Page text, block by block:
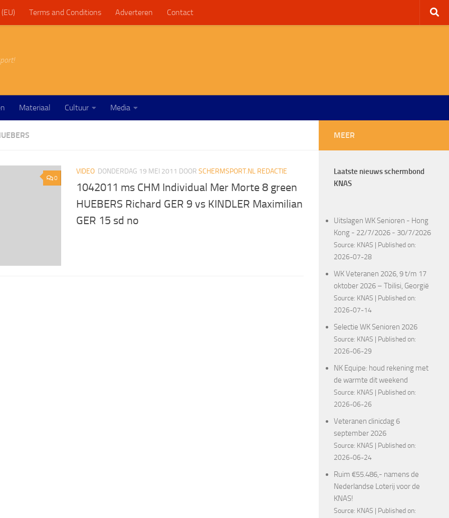
Terms and Conditions Adverteren Contact
Materiaal Cultuur Media
0
VIDEO DONDERDAG 19 MEI 2011 DOOR SCHERMSPORT.NL REDACTIE
1042011 ms CHM Individual Mer Morte 8 green
HUEBERS Richard GER 9 vs KINDLER Maximilian
GER 15 sd no
MEER
Laatste nieuws schermbond
KNAS
Uitslagen WK Senioren - Hong
Kong - 22/7/2026 - 30/7/2026
Source: KNAS
Published on:
2026-07-28
WK Veteranen 2026, 9 t/m 17
oktober 2026 – Tbilisi, Georgië
Source: KNAS
Published on:
2026-07-14
Selectie WK Senioren 2026
Source: KNAS
Published on:
2026-06-29
NK Equipe: houd rekening met
de warmte dit weekend
Source: KNAS
Published on:
2026-06-26
Veteranen clinicdag 6
september 2026
Source: KNAS
Published on:
2026-06-24
Ruim €55.486,- namens de
Nederlandse Loterij voor de
KNAS!
Source: KNAS
Published on: